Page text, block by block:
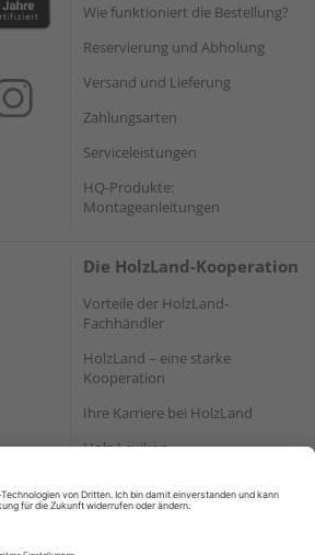
Wie funktioniert die Bestellung?
Reservierung und Abholung
Versand und Lieferung
Zahlungsarten
Serviceleistungen
HQ-Produkte:
Montageanleitungen
Die HolzLand-Kooperation
Vorteile der HolzLand-
Fachhändler
HolzLand – eine starke
Kooperation
Ihre Karriere bei HolzLand
Holz-Lexikon